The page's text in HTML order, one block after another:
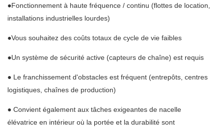
●Fonctionnement à haute fréquence / continu (flottes de location,
installations industrielles lourdes)
●Vous souhaitez des coûts totaux de cycle de vie faibles
●Un système de sécurité active (capteurs de chaîne) est requis
● Le franchissement d'obstacles est fréquent (entrepôts, centres
logistiques, chaînes de production)
● Convient également aux tâches exigeantes de nacelle
élévatrice en intérieur où la portée et la durabilité sont